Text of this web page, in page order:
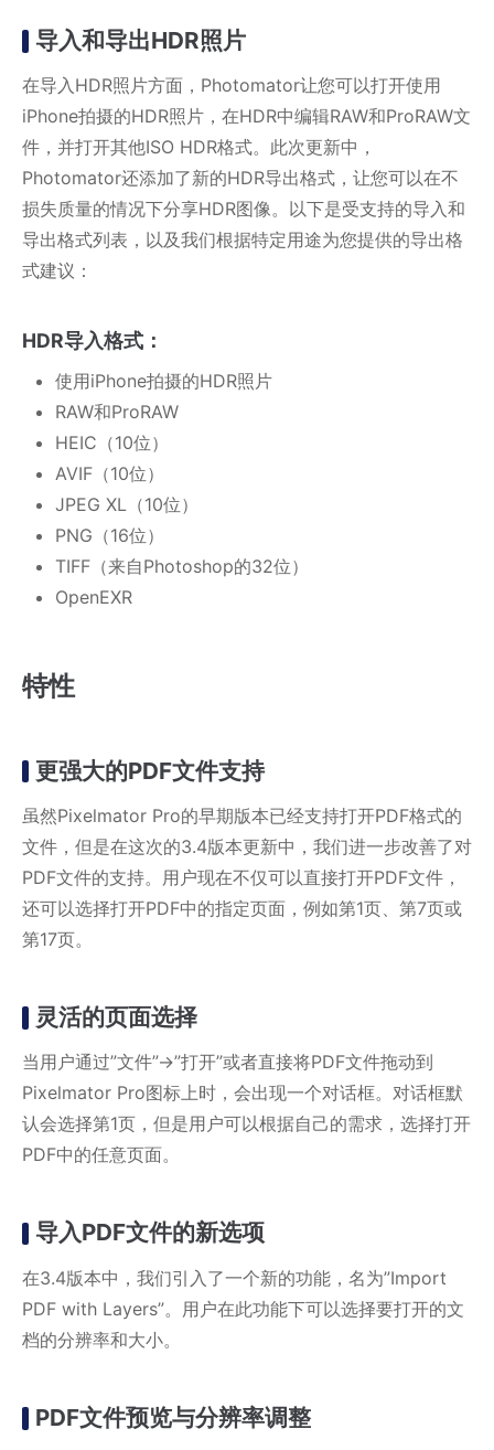
导入和导出HDR照片
在导入HDR照片方面，Photomator让您可以打开使用
iPhone拍摄的HDR照片，在HDR中编辑RAW和ProRAW文
件，并打开其他ISO HDR格式。此次更新中，
Photomator还添加了新的HDR导出格式，让您可以在不
损失质量的情况下分享HDR图像。以下是受支持的导入和
导出格式列表，以及我们根据特定用途为您提供的导出格
式建议：
HDR导入格式：
使用iPhone拍摄的HDR照片
RAW和ProRAW
HEIC（10位）
AVIF（10位）
JPEG XL（10位）
PNG（16位）
TIFF（来自Photoshop的32位）
OpenEXR
特性
更强大的PDF文件支持
虽然Pixelmator Pro的早期版本已经支持打开PDF格式的
文件，但是在这次的3.4版本更新中，我们进一步改善了对
PDF文件的支持。用户现在不仅可以直接打开PDF文件，
还可以选择打开PDF中的指定页面，例如第1页、第7页或
第17页。
灵活的页面选择
当用户通过”文件”->”打开”或者直接将PDF文件拖动到
Pixelmator Pro图标上时，会出现一个对话框。对话框默
认会选择第1页，但是用户可以根据自己的需求，选择打开
PDF中的任意页面。
导入PDF文件的新选项
在3.4版本中，我们引入了一个新的功能，名为”Import
PDF with Layers”。用户在此功能下可以选择要打开的文
档的分辨率和大小。
PDF文件预览与分辨率调整